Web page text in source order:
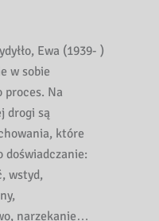
Ewa (1939- )
w sobie
proces. Na
drogi są
które
doświadczanie:
wstyd,
narzekanie…